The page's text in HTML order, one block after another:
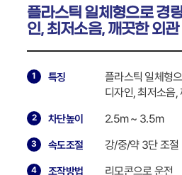
플라스틱 일체형으로 경
인, 최저소음, 깨끗한 외관
특징
플라스틱 일체형
디자인, 최저소음,
차단높이 2.5m ~ 3.5m
속도조절 강/중/약 3단 조절
조작방법 리모콘으로 운전